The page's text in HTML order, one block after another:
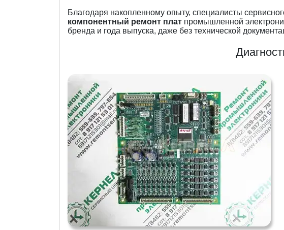
Благодаря накопленному опыту, специалисты
компонентный ремонт плат промышленной
бренда и года выпуска, даже без технической